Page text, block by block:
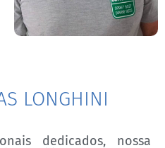
LONGHINI
dedicados, nossa